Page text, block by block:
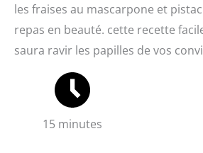
les fraises au mascarpone et
repas en beauté. cette recette
saura ravir les papilles de vos
15 minutes